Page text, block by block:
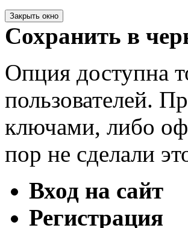
Закрыть окно
Сохранить в
Опция доступна
пользователей.
ключами, либо
пор не сделали
Вход на сайт
Регистрация